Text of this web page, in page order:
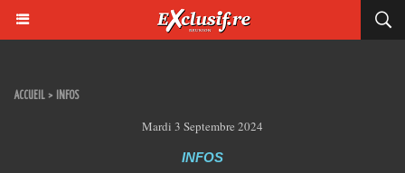
ACCUEIL > INFOS
Mardi 3 Septembre 2024
INFOS